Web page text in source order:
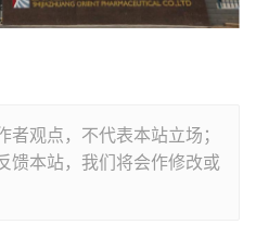
者观点，不代表本站立场；
馈本站，我们将会作修改或